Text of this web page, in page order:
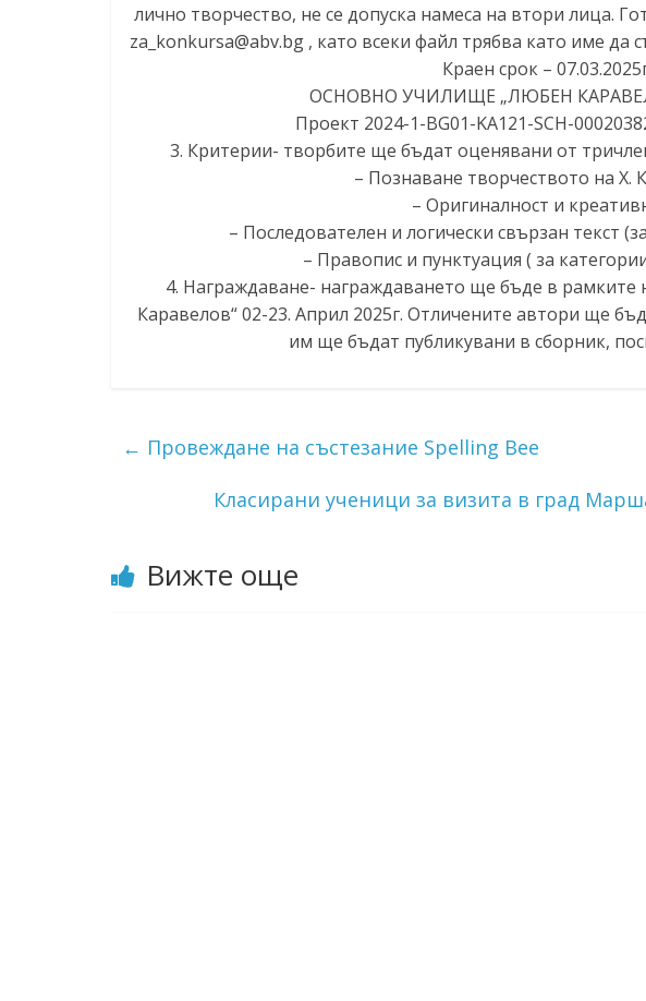
лично творчество, не се допуска намеса на втори лица.
za_konkursa@abv.bg , като всеки файл трябва като име да
Краен срок –
ОСНОВНО УЧИЛИЩЕ „ЛЮБЕН
Проект 2024-1-BG01-KA121-SCH-
3. Критерии- творбите ще бъдат оценявани от
– Познаване творчеството на Х.
– Оригиналност и
– Последователен и логически свързан текст
– Правопис и пунктуация ( за
4. Награждаване- награждаването ще бъде в
Каравелов“ 02-23. Април 2025г. Отличените автори ще
им ще бъдат публикувани в сборник,
← Провеждане на състезание Spelling Bee
Класирани ученици за визита в град
Вижте още